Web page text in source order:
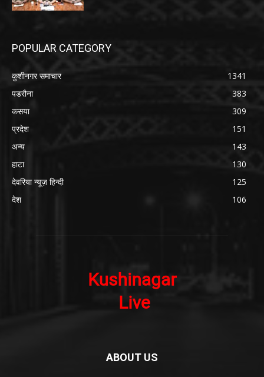
POPULAR CATEGORY
कुशीनगर समाचार
1341
पडरौना
383
कसया
309
प्रदेश
151
अन्य
143
हाटा
130
देवरिया न्यूज़ हिन्दी
125
देश
106
ABOUT US